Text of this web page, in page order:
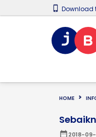
Download
HOME
date_range2018-